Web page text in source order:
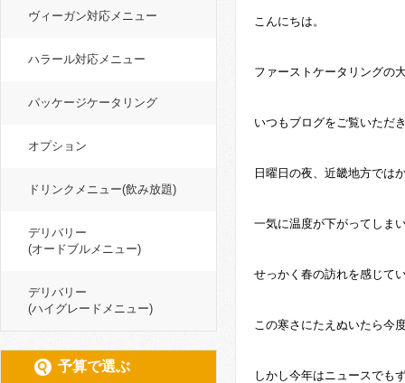
こんにちは。
ファーストケータリングの
いつもブログをご覧いただ
日曜日の夜、近畿地方では
一気に温度が下がってしま
せっかく春の訪れを感じて
この寒さにたえぬいたら今
しかし今年はニュースでも
ヴィーガン対応メニュー
ハラール対応メニュー
パッケージケータリング
オプション
ドリンクメニュー(飲み放題)
デリバリー
(オードブルメニュー)
デリバリー
(ハイグレードメニュー)
予算で選ぶ